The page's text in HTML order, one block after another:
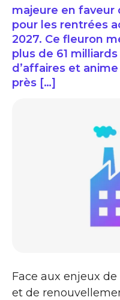
majeure en faveur
pour les rentrées
2027. Ce fleuron
plus de 61
d’affaires et
près […]
Face aux enjeux
et de